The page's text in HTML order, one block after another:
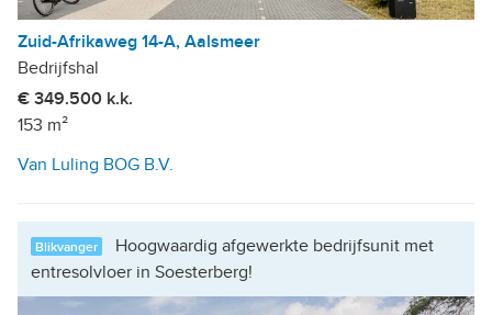
Zuid-Afrikaweg 14-A, Aalsmeer
Bedrijfshal
€ 349.500 k.k.
153 m²
Van Luling BOG B.V.
Blikvanger
Hoogwaardig afgewerkte bedrijfsunit met
entresolvloer in Soesterberg!